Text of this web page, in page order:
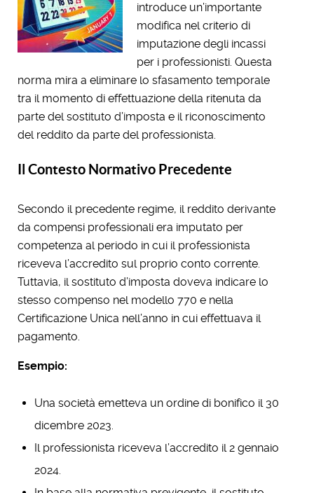
introduce un’importante
modifica nel criterio di
imputazione degli incassi
per i professionisti. Questa
norma mira a eliminare lo sfasamento temporale
tra il momento di effettuazione della ritenuta da
parte del sostituto d’imposta e il riconoscimento
del reddito da parte del professionista.
Il Contesto Normativo Precedente
Secondo il precedente regime, il reddito derivante
da compensi professionali era imputato per
competenza al periodo in cui il professionista
riceveva l’accredito sul proprio conto corrente.
Tuttavia, il sostituto d’imposta doveva indicare lo
stesso compenso nel modello 770 e nella
Certificazione Unica nell’anno in cui effettuava il
pagamento.
Esempio:
Una società emetteva un ordine di bonifico il 30
dicembre 2023.
Il professionista riceveva l’accredito il 2 gennaio
2024.